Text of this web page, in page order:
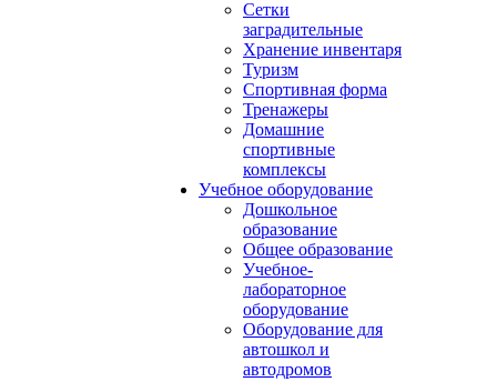
Сетки
заградительные
Хранение инвентаря
Туризм
Спортивная форма
Тренажеры
Домашние
спортивные
комплексы
Учебное оборудование
Дошкольное
образование
Общее образование
Учебное-
лабораторное
оборудование
Оборудование для
автошкол и
автодромов